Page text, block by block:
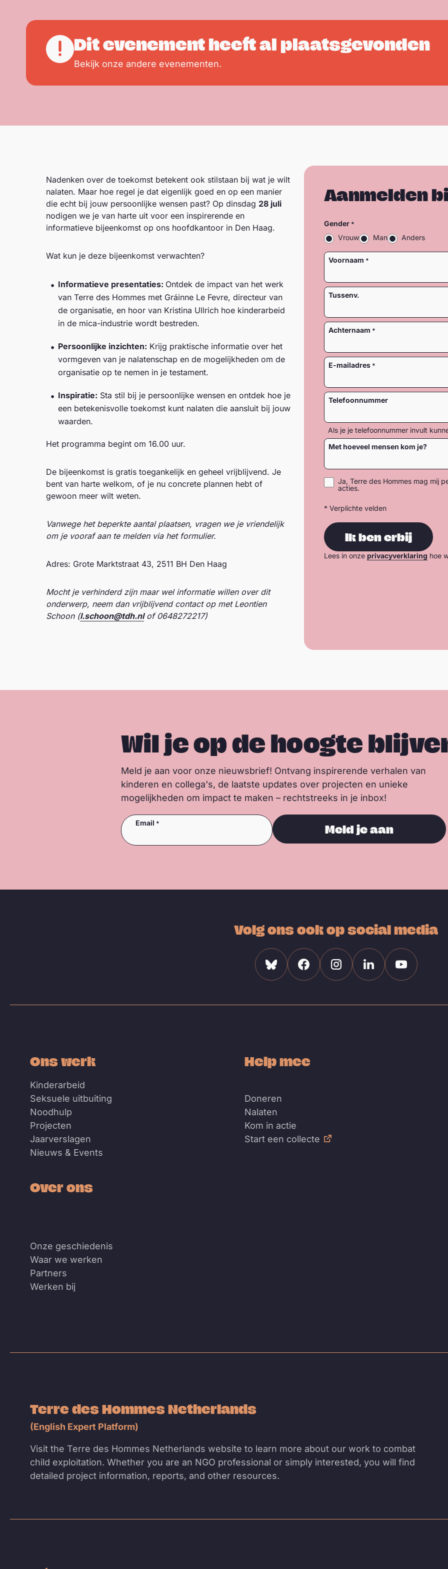
Dit evenement heeft al plaatsgevonden
Bekijk onze andere evenementen.
Aanmelden
Gender
Vrouw
Man Anders
Naam
Voornaam
Tussenv.
Achternaam
E-mailadres
Telefoonnummer
Als je je telefoonnummer invult
Met hoeveel mensen kom je?
Ja, Terre des Hommes mag mij
acties.
* Verplichte velden
Ik ben erbij
Lees in onze privacyverklaring hoe
Nadenken over de toekomst betekent ook stilstaan bij wat je wilt
nalaten. Maar hoe regel je dat eigenlijk goed en op een manier
die echt bij jouw persoonlijke wensen past? Op dinsdag 28 juli
nodigen we je van harte uit voor een inspirerende en
informatieve bijeenkomst op ons hoofdkantoor in Den Haag.
Wat kun je deze bijeenkomst verwachten?
Informatieve presentaties: Ontdek de impact van het werk
van Terre des Hommes met Gráinne Le Fevre, directeur van
de organisatie, en hoor van Kristina Ullrich hoe kinderarbeid
in de mica-industrie wordt bestreden.
Persoonlijke inzichten: Krijg praktische informatie over het
vormgeven van je nalatenschap en de mogelijkheden om de
organisatie op te nemen in je testament.
Inspiratie: Sta stil bij je persoonlijke wensen en ontdek hoe je
een betekenisvolle toekomst kunt nalaten die aansluit bij jouw
waarden.
Het programma begint om 16.00 uur.
De bijeenkomst is gratis toegankelijk en geheel vrijblijvend. Je
bent van harte welkom, of je nu concrete plannen hebt of
gewoon meer wilt weten.
Vanwege het beperkte aantal plaatsen, vragen we je vriendelijk
om je vooraf aan te melden via het formulier.
Adres: Grote Marktstraat 43, 2511 BH Den Haag
Mocht je verhinderd zijn maar wel informatie willen over dit
onderwerp, neem dan vrijblijvend contact op met Leontien
Schoon (l.schoon@tdh.nlof 0648272217)
Wil je op de hoogte
Meld je aan voor onze nieuwsbrief! Ontvang inspirerende verhalen van
kinderen en collega's, de laatste updates over projecten en unieke
mogelijkheden om impact te maken – rechtstreeks in je inbox!
Email
Meld je aan
Volg ons ook op social media
BlueskyFacebookInstagramLinkedinYoutube
Ons werk
Kinderarbeid
Seksuele uitbuiting
Noodhulp
Projecten
Jaarverslagen
Nieuws & Events
Help mee
Doneren
Nalaten
Kom in actie
Start een collecte
Over ons
Onze geschiedenis
Waar we werken
Partners
Werken bij
Terre des Hommes Netherlands
(English Expert Platform)
Visit the Terre des Hommes Netherlands website to learn more about our work to combat
child exploitation. Whether you are an NGO professional or simply interested, you will find
detailed project information, reports, and other resources.